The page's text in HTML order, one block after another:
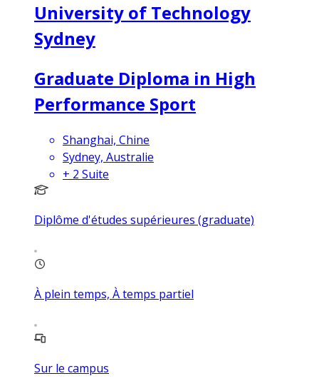
University of Technology
Sydney
Graduate Diploma in High
Performance Sport
Shanghai, Chine
Sydney, Australie
+ 2 Suite
Diplôme d'études supérieures (graduate)
À plein temps, À temps partiel
Sur le campus